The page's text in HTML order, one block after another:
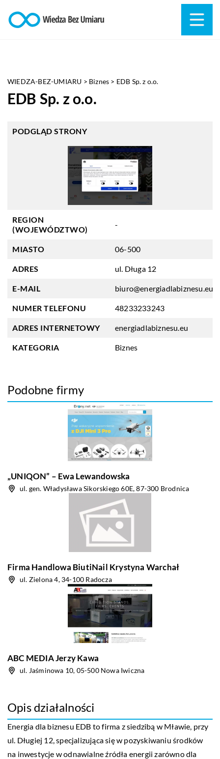
WIEDZA-BEZ-UMIARU > Biznes > EDB Sp. z o.o.
EDB Sp. z o.o.
PODGLĄD STRONY
REGION
(WOJEWÓDZTWO)
-
MIASTO 06-500
ADRES ul. Długa 12
E-MAIL biuro@energiadlabiznesu.eu
NUMER TELEFONU 48233233243
ADRES INTERNETOWY energiadlabiznesu.eu
KATEGORIA Biznes
Podobne firmy
„UNIQON” – Ewa Lewandowska
ul. gen. Władysława Sikorskiego 60E, 87-300 Brodnica
Firma Handlowa BiutiNail Krystyna Warchał
ul. Zielona 4, 34-100 Radocza
ABC MEDIA Jerzy Kawa
ul. Jaśminowa 10, 05-500 Nowa Iwiczna
Opis działalności
Energia dla biznesu EDB to firma z siedzibą w Mławie, przy
ul. Długiej 12, specjalizująca się w pozyskiwaniu środków
na inwestycje w odnawialne źródła energii zarówno dla